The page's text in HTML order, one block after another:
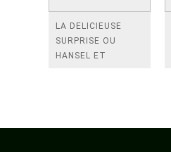
LA DELICIEUSE
SURPRISE OU
HANSEL ET